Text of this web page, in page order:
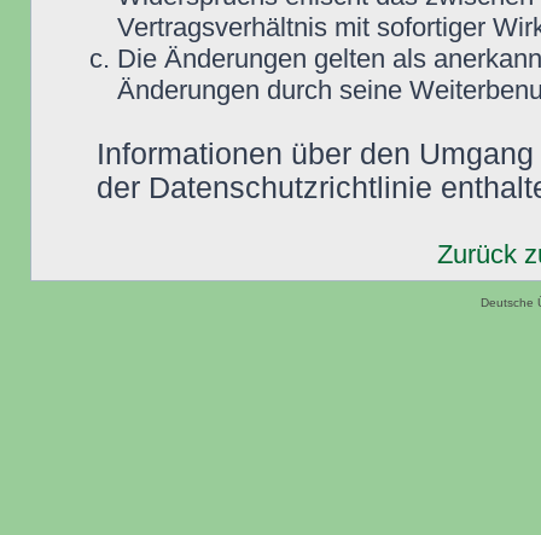
Vertragsverhältnis mit sofortiger
Die Änderungen gelten als
Änderungen durch seine
Informationen über den
der Datenschutzrichtlinie
Zurück
Deutsche